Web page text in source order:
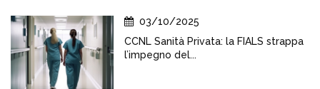
03/10/2025
CCNL Sanità Privata: la FIALS strappa
l’impegno del...